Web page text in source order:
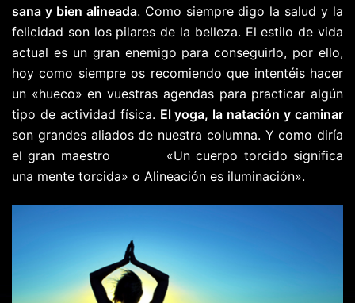
sana y bien alineada. Como siempre digo la salud y la
felicidad son los pilares de la belleza. El estilo de vida
actual es un gran enemigo para conseguirlo, por ello,
hoy como siempre os recomiendo que intentéis hacer
un «hueco» en vuestras agendas para practicar algún
tipo de actividad física. El yoga, la natación y caminar
son grandes aliados de nuestra columna. Y como diría
el gran maestro
«Un cuerpo torcido significa
una mente torcida» o Alineación es iluminación».